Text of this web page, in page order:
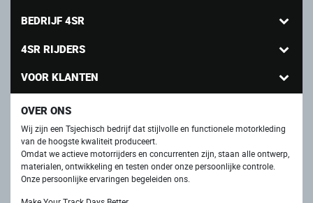
BEDRIJF 4SR
4SR RIJDERS
VOOR KLANTEN
OVER ONS
Wij zijn een Tsjechisch bedrijf dat stijlvolle en functionele motorkleding
van de hoogste kwaliteit produceert.
Omdat we actieve motorrijders en concurrenten zijn, staan ​​alle ontwerp,
materialen, ontwikkeling en testen onder onze persoonlijke controle.
Onze persoonlijke ervaringen begeleiden ons.